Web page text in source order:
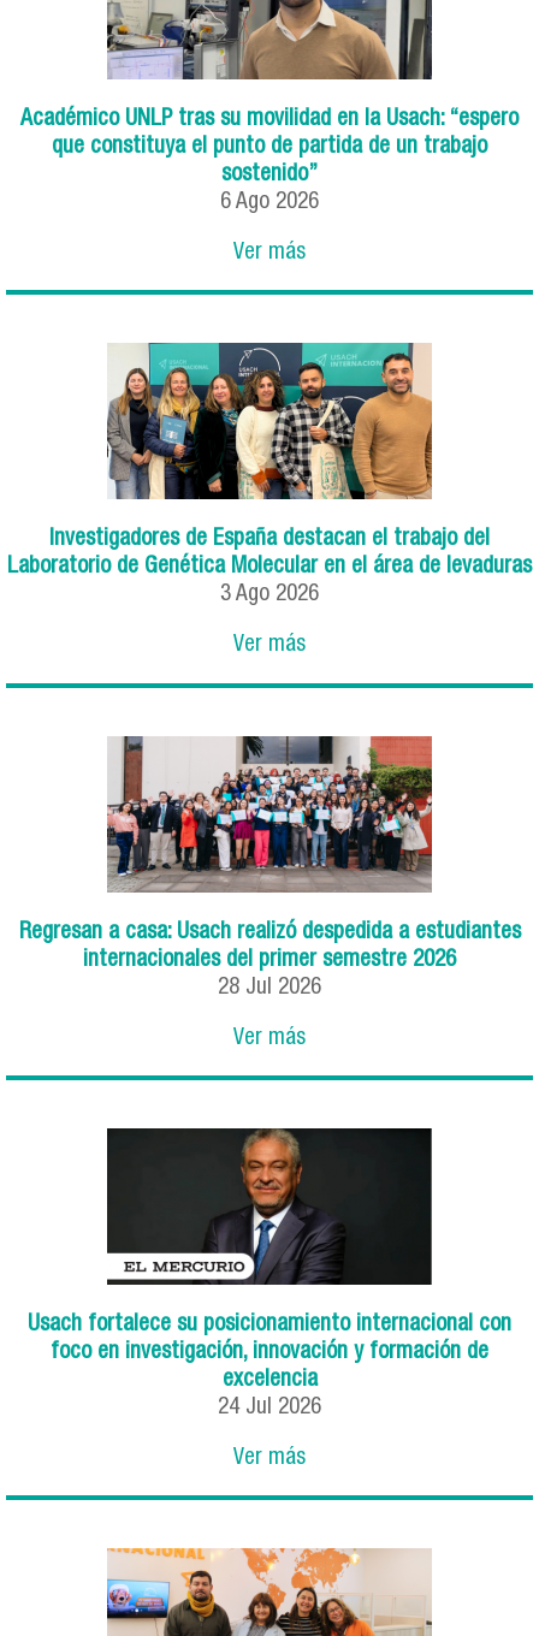
Académico UNLP tras su movilidad en la Usach: “espero
que constituya el punto de partida de un trabajo
sostenido”
6 Ago 2026
Ver más
Investigadores de España destacan el trabajo del
Laboratorio de Genética Molecular en el área de levaduras
3 Ago 2026
Ver más
Regresan a casa: Usach realizó despedida a estudiantes
internacionales del primer semestre 2026
28 Jul 2026
Ver más
Usach fortalece su posicionamiento internacional con
foco en investigación, innovación y formación de
excelencia
24 Jul 2026
Ver más